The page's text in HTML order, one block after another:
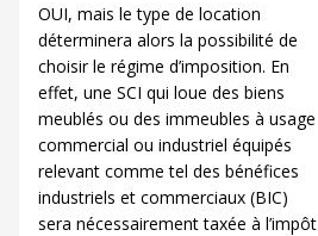
OUI, mais le type de location
déterminera alors la possibilité de
choisir le régime d’imposition. En
effet, une SCI qui loue des biens
meublés ou des immeubles à usage
commercial ou industriel équipés
relevant comme tel des bénéfices
industriels et commerciaux (BIC)
sera nécessairement taxée à l’impôt